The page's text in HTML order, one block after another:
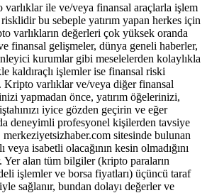
varlıklar ile ve/veya finansal araçlarla işlem
bu sebeple yatırım yapan herkes için
varlıkların değerleri çok yüksek oranda
finansal gelişmeler, dünya geneli haberler,
kurumlar gibi meselelerden kolaylıkla
kaldıraçlı işlemler ise finansal riski
Kripto varlıklar ve/veya diğer finansal
yapmadan önce, yatırım öğelerinizi,
iyice gözden geçirin ve eğer
deneyimli profesyonel kişilerden tavsiye
merkeziyetsizhaber.com sitesinde bulunan
isabetli olacağının kesin olmadığını
Yer alan tüm bilgiler (kripto paraların
işlemler ve borsa fiyatları) üçüncü taraf
sağlanır, bundan dolayı değerler ve